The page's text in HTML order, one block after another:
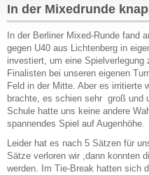
In der Mixedrunde
In der Berliner Mixed-Runde fand
gegen U40 aus Lichtenberg in
investiert, um eine
Finalisten bei unseren eigenen
Feld in der Mitte. Aber es irritierte
brachte, es schien sehr groß und
Schule hatte uns keine andere
spannendes Spiel auf Augenhöhe.
Leider hat es nach 5 Sätzen für
Sätze verloren wir ,dann konnten
werden. Im Tie-Break hatten sich